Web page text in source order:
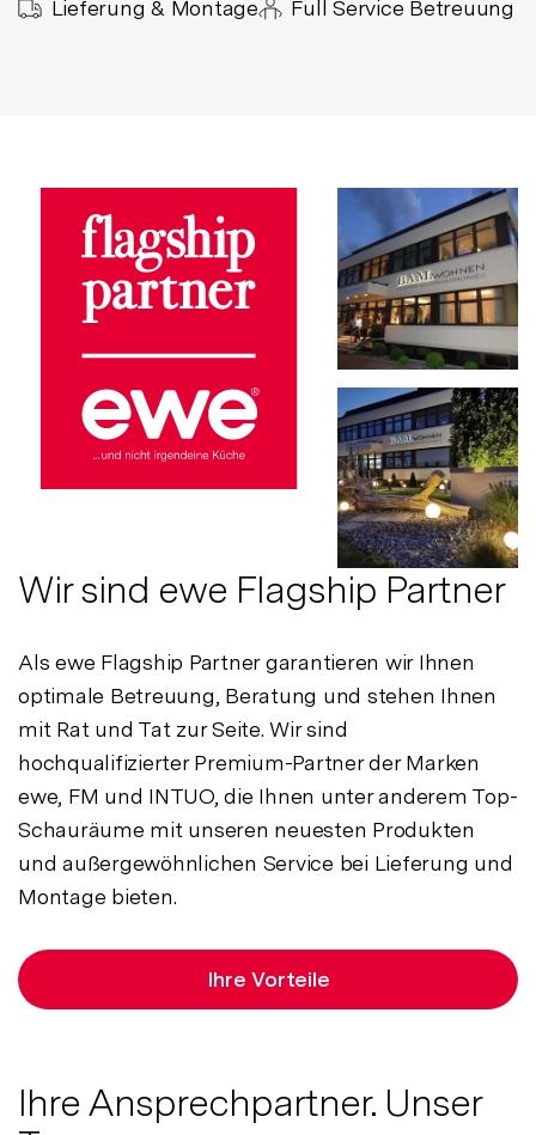
Lieferung & Montage
Full Service Betreuung
Wir sind ewe Flagship Partner
Als ewe Flagship Partner garantieren wir Ihnen
optimale Betreuung, Beratung und stehen Ihnen
mit Rat und Tat zur Seite. Wir sind
hochqualifizierter Premium-Partner der Marken
ewe, FM und INTUO, die Ihnen unter anderem Top-
Schauräume mit unseren neuesten Produkten
und außergewöhnlichen Service bei Lieferung und
Montage bieten.
Ihre Vorteile
Ihre Ansprechpartner. Unser